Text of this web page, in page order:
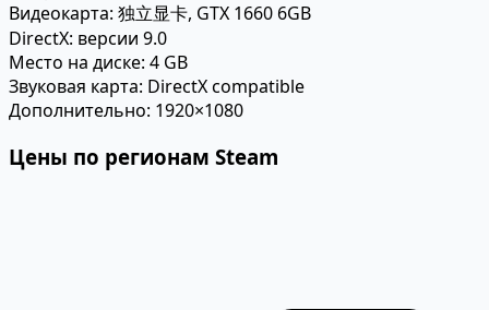
Видеокарта: 独立显卡, GTX 1660 6GB
DirectX: версии 9.0
Место на диске: 4 GB
Звуковая карта: DirectX compatible
Дополнительно: 1920×1080
Цены по регионам Steam